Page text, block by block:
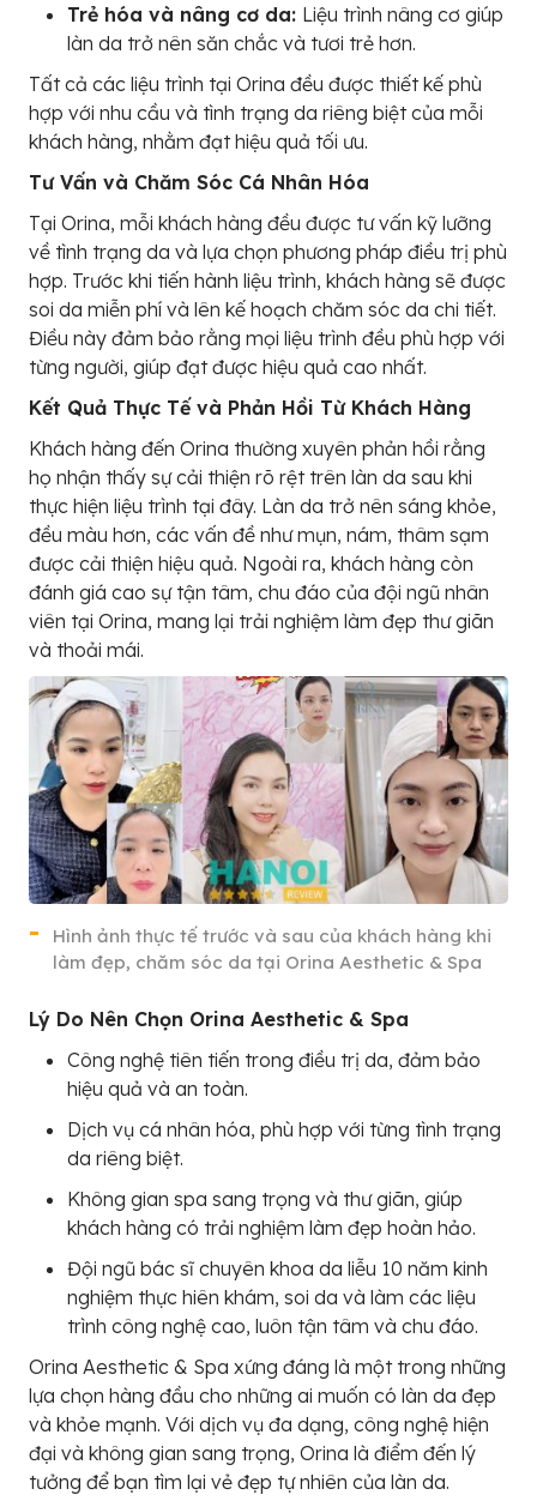
Trẻ hóa và nâng cơ da: Liệu trình nâng cơ giúp
làn da trở nên săn chắc và tươi trẻ hơn.
Tất cả các liệu trình tại Orina đều được thiết kế phù
hợp với nhu cầu và tình trạng da riêng biệt của mỗi
khách hàng, nhằm đạt hiệu quả tối ưu.
Tư Vấn và Chăm Sóc Cá Nhân Hóa
Tại Orina, mỗi khách hàng đều được tư vấn kỹ lưỡng
về tình trạng da và lựa chọn phương pháp điều trị phù
hợp. Trước khi tiến hành liệu trình, khách hàng sẽ được
soi da miễn phí và lên kế hoạch chăm sóc da chi tiết.
Điều này đảm bảo rằng mọi liệu trình đều phù hợp với
từng người, giúp đạt được hiệu quả cao nhất.
Kết Quả Thực Tế và Phản Hồi Từ Khách Hàng
Khách hàng đến Orina thường xuyên phản hồi rằng
họ nhận thấy sự cải thiện rõ rệt trên làn da sau khi
thực hiện liệu trình tại đây. Làn da trở nên sáng khỏe,
đều màu hơn, các vấn đề như mụn, nám, thâm sạm
được cải thiện hiệu quả. Ngoài ra, khách hàng còn
đánh giá cao sự tận tâm, chu đáo của đội ngũ nhân
viên tại Orina, mang lại trải nghiệm làm đẹp thư giãn
và thoải mái.
Hình ảnh thực tế trước và sau của khách hàng khi
làm đẹp, chăm sóc da tại Orina Aesthetic & Spa
Lý Do Nên Chọn Orina Aesthetic & Spa
Công nghệ tiên tiến trong điều trị da, đảm bảo
hiệu quả và an toàn.
Dịch vụ cá nhân hóa, phù hợp với từng tình trạng
da riêng biệt.
Không gian spa sang trọng và thư giãn, giúp
khách hàng có trải nghiệm làm đẹp hoàn hảo.
Đội ngũ bác sĩ chuyên khoa da liễu 10 năm kinh
nghiệm thực hiên khám, soi da và làm các liệu
trình công nghệ cao, luôn tận tâm và chu đáo.
Orina Aesthetic & Spa xứng đáng là một trong những
lựa chọn hàng đầu cho những ai muốn có làn da đẹp
và khỏe mạnh. Với dịch vụ đa dạng, công nghệ hiện
đại và không gian sang trọng, Orina là điểm đến lý
tưởng để bạn tìm lại vẻ đẹp tự nhiên của làn da.